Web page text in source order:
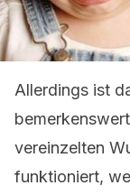
Allerdings ist
vereinzelten
funktioniert,